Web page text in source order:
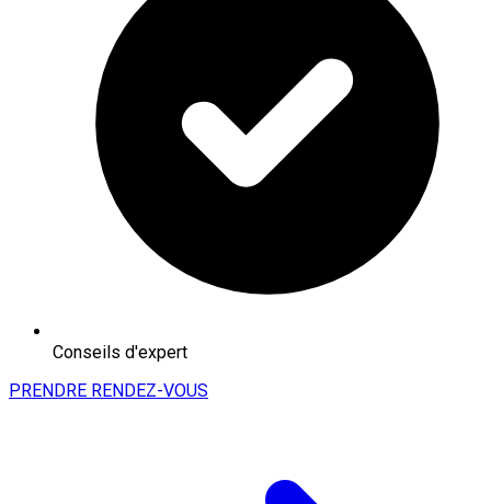
Conseils d'expert
PRENDRE RENDEZ-VOUS